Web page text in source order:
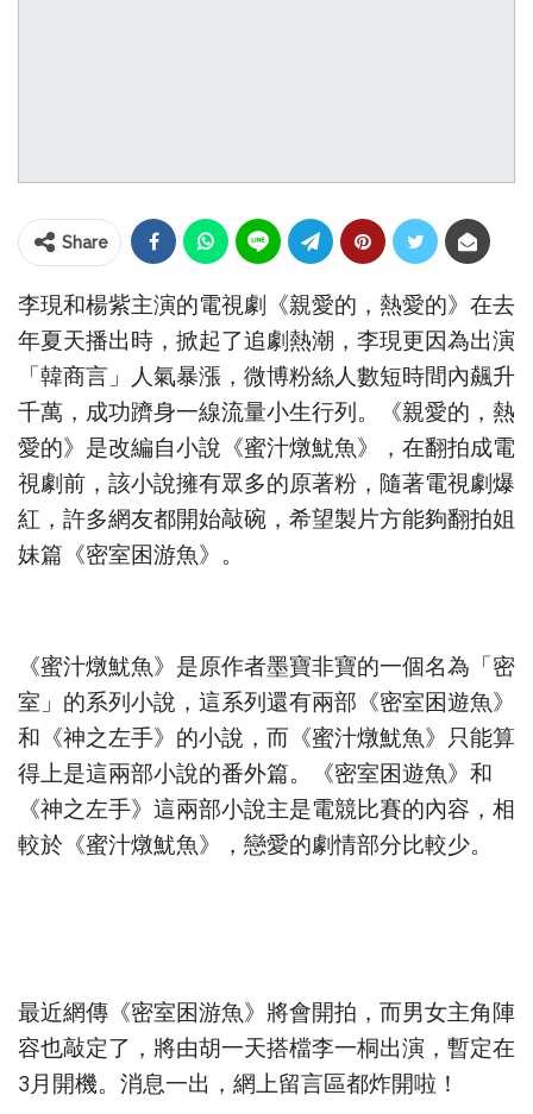
Share
李現和楊紫主演的電視劇《親愛的，熱愛的》在去
年夏天播出時，掀起了追劇熱潮，李現更因為出演
「韓商言」人氣暴漲，微博粉絲人數短時間內飆升
千萬，成功躋身一線流量小生行列。《親愛的，熱
愛的》是改編自小說《蜜汁燉魷魚》，在翻拍成電
視劇前，該小說擁有眾多的原著粉，隨著電視劇爆
紅，許多網友都開始敲碗，希望製片方能夠翻拍姐
妹篇《密室困游魚》。
《蜜汁燉魷魚》是原作者墨寶非寶的一個名為「密
室」的系列小說，這系列還有兩部《密室困遊魚》
和《神之左手》的小說，而《蜜汁燉魷魚》只能算
得上是這兩部小說的番外篇。《密室困遊魚》和
《神之左手》這兩部小說主是電競比賽的內容，相
較於《蜜汁燉魷魚》，戀愛的劇情部分比較少。
最近網傳《密室困游魚》將會開拍，而男女主角陣
容也敲定了，將由胡一天搭檔李一桐出演，暫定在
3月開機。消息一出，網上留言區都炸開啦！